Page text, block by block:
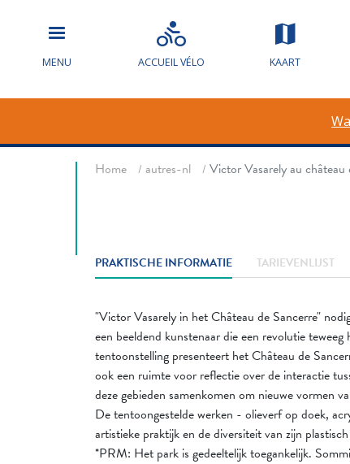
MENU ACCUEIL VÉLO KAART
Victor
Sancerre
Home autres-nl Victor Vasarely au château
PRAKTISCHE INFORMATIE TARIEVENLIJST
"Victor Vasarely in het Château de Sancerre"
een beeldend kunstenaar die een revolutie
tentoonstelling presenteert het Château de
ook een ruimte voor reflectie over de interactie
deze gebieden samenkomen om nieuwe vormen
De tentoongestelde werken - olieverf op doek,
artistieke praktijk en de diversiteit van zijn
*PRM: Het park is gedeeltelijk toegankelijk.